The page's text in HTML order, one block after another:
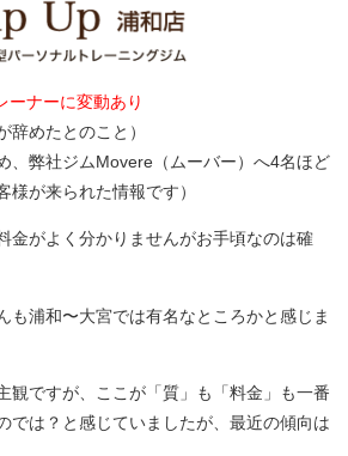
ナーに変動あり
辞めたとのこと）
、弊社ジムMovere（ムーバー）へ4名ほど
様が来られた情報です）
金がよく分かりませんがお手頃なのは確
も浦和〜大宮では有名なところかと感じま
観ですが、ここが「質」も「料金」も一番
では？と感じていましたが、最近の傾向は